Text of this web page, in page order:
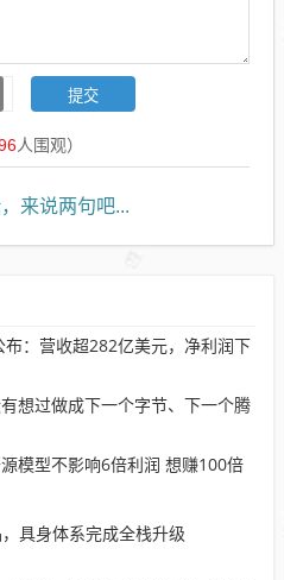
人围观）
来说两句吧...
：营收超282亿美元，净利润下
想过做成下一个字节、下一个腾
模型不影响6倍利润 想赚100倍
具身体系完成全栈升级